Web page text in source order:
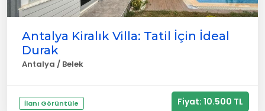
Antalya Kiralık Villa: Tatil İçin İdeal
Durak
Antalya / Belek
İlanı Görüntüle Fiyat: 10.500 TL